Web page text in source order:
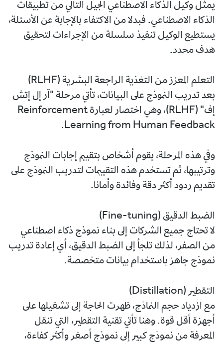
يمثل وكيل الذكاء الاصطناعي الجيل التالي من تطبيقات
الذكاء الاصطناعي. فبدلا من الاكتفاء بالإجابة عن الأسئلة،
يستطيع الوكيل تنفيذ سلسلة من الإجراءات لتحقيق
هدف محدد.
التعلم المعزز من التغذية الراجعة البشرية (RLHF)
بعد تدريب النموذج على البيانات، تأتي مرحلة "آر إل إتش
إف" (RLHF)، وهي اختصار لعبارة Reinforcement
Learning from Human Feedback.
وفي هذه المرحلة، يقوم أشخاص بتقييم إجابات النموذج
وترتيبها، ثم تستخدم هذه التقييمات لتدريب النموذج على
تقديم ردود أكثر دقة وفائدة وأمانا.
الضبط الدقيق (Fine-tuning)
لا تحتاج جميع الشركات إلى بناء نموذج ذكاء اصطناعي
من الصفر، لذلك تلجأ إلى الضبط الدقيق، أي إعادة تدريب
نموذج جاهز باستخدام بيانات متخصصة.
التقطير (Distillation)
مع ازدياد حجم النماذج، ظهرت الحاجة إلى تشغيلها على
أجهزة أقل قوة. وهنا تأتي تقنية التقطير، التي تنقل
المعرفة من نموذج كبير إلى نموذج أصغر وأكثر كفاءة،